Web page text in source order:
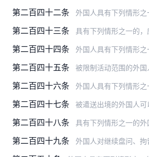
第二百四十二条 外国人具有下列情形之一，经当场盘问或者继续盘问后不能排除嫌疑，需要作进一步调
第二百四十三条 具有下列情形之一的，
第二百四十四条 外国人具有下列情形之一的，不适用拘留审查，经县级以上公安机
第二百四十五条 被限制活动范围的外国
第二百四十六条 外国人具有下列情形之一的，经县级以上公安机关或
第二百四十七条 被遣送出境的外国人可以被
第二百四十八条 具有下列情形之一的外国人，应
第二百四十九条 外国人对继续盘问、拘留审查、限制活动范围、遣送出境措施不